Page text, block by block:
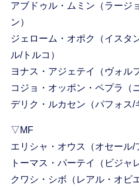
アブドゥル・ムミン（ラージ
ン）
ジェローム・オポク（イスタ
ル/トルコ）
ヨナス・アジェテイ（ヴォル
コジョ・オッポン・ペプラ（
デリク・ルカセン（パフォス/
▽MF
エリシャ・オウス（オセール/
トーマス・パーテイ（ビジャ
クワシ・シボ（レアル・オビ